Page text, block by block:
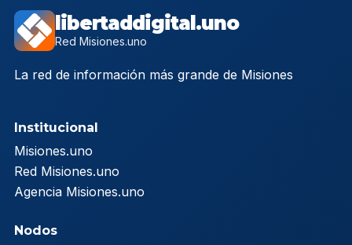
libertaddigital.uno
Red Misiones.uno
La red de información más grande de Misiones
Institucional
Misiones.uno
Red Misiones.uno
Agencia Misiones.uno
Nodos